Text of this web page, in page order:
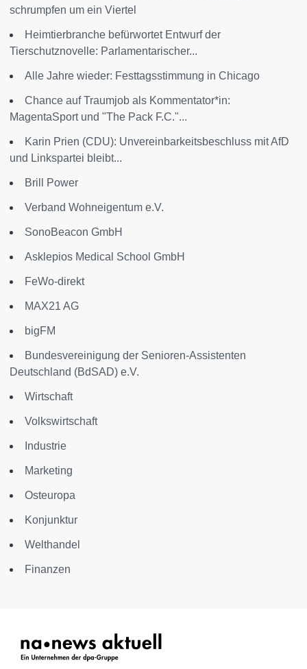
schrumpfen um ein Viertel
Heimtierbranche befürwortet Entwurf der
Tierschutznovelle: Parlamentarischer...
Alle Jahre wieder: Festtagsstimmung in Chicago
Chance auf Traumjob als Kommentator*in:
MagentaSport und "The Pack F.C."...
Karin Prien (CDU): Unvereinbarkeitsbeschluss mit AfD
und Linkspartei bleibt...
Brill Power
Verband Wohneigentum e.V.
SonoBeacon GmbH
Asklepios Medical School GmbH
FeWo-direkt
MAX21 AG
bigFM
Bundesvereinigung der Senioren-Assistenten
Deutschland (BdSAD) e.V.
Wirtschaft
Volkswirtschaft
Industrie
Marketing
Osteuropa
Konjunktur
Welthandel
Finanzen